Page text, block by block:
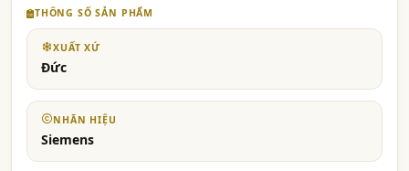
THÔNG SỐ SẢN PHẨM
XUẤT XỨ
Đức
NHÃN HIỆU
Siemens